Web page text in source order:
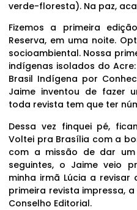
verde-floresta). Na paz,
Fizemos a primeira
Reserva, em uma noite.
socioambiental. Nossa
indígenas isolados do Acre:
Brasil Indígena por
Jaime inventou de fazer
toda revista tem que ter
Dessa vez finquei pé,
Voltei pra Brasília com a
com a missão de dar
seguintes, o Jaime veio
minha irmã Lúcia a revisar
primeira revista impressa,
Conselho Editorial.